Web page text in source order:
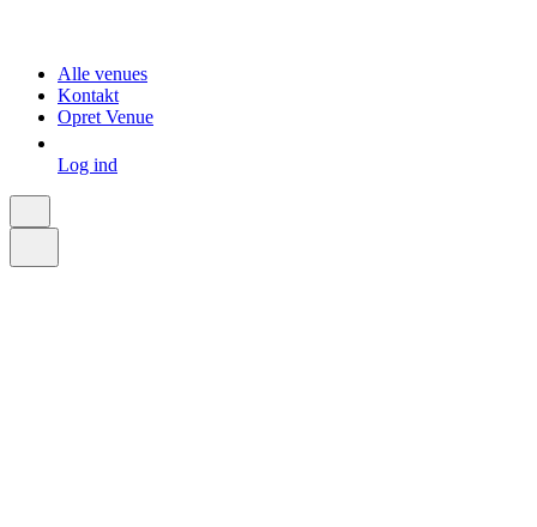
Alle venues
Kontakt
Opret Venue
Log ind